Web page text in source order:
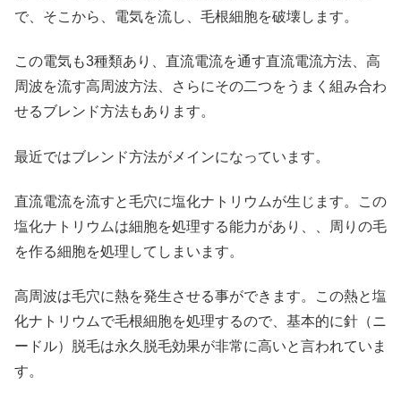
で、そこから、電気を流し、毛根細胞を破壊します。
この電気も3種類あり、直流電流を通す直流電流方法、高
周波を流す高周波方法、さらにその二つをうまく組み合わ
せるブレンド方法もあります。
最近ではブレンド方法がメインになっています。
直流電流を流すと毛穴に塩化ナトリウムが生じます。この
塩化ナトリウムは細胞を処理する能力があり、、周りの毛
を作る細胞を処理してしまいます。
高周波は毛穴に熱を発生させる事ができます。この熱と塩
化ナトリウムで毛根細胞を処理するので、基本的に針（ニ
ードル）脱毛は永久脱毛効果が非常に高いと言われていま
す。